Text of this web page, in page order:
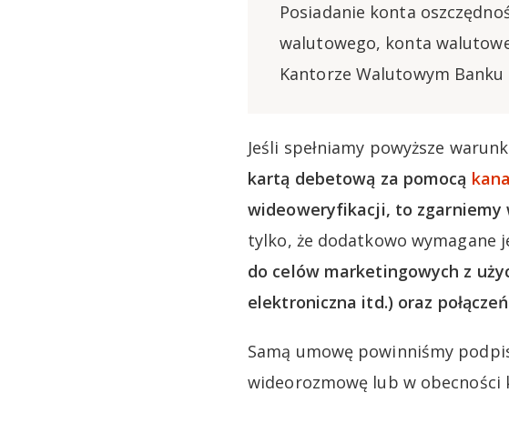
Posiadanie konta
walutowego, konta
Kantorze Walutowym
Jeśli spełniamy powyższe
kartą debetową za pomocą
wideoweryfikacji, to zgarniemy
tylko, że dodatkowo wymagane
do celów marketingowych z
elektroniczna itd.) oraz
Samą umowę powinniśmy
wideorozmowę lub w obecności